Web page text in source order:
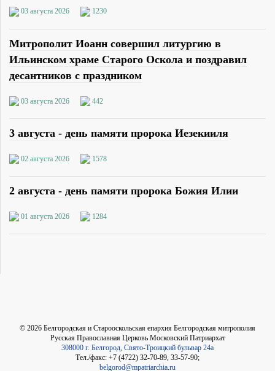
03 августа 2026 1230
Митрополит Иоанн совершил литургию в
Ильинском храме Старого Оскола и поздравил
десантников с праздником
03 августа 2026 442
3 августа - день памяти пророка Иезекииля
02 августа 2026 1578
2 августа - день памяти пророка Божия Илии
01 августа 2026 1284
© 2026 Белгородская и Старооскольская епархия Белгородская митрополия
Русская Православная Церковь Московский Патриархат
308000 г. Белгород, Свято-Троицкий бульвар 24а
Тел./факс: +7 (4722) 32-70-89, 33-57-90;
belgorod@mpatriarchia.ru